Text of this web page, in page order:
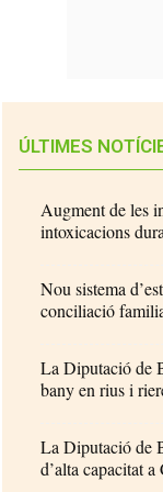
ÚLTIMES
Augment de les
intoxicacions
Nou sistema
conciliació
La Diputació de
bany en rius i
La Diputació de
d’alta capacitat